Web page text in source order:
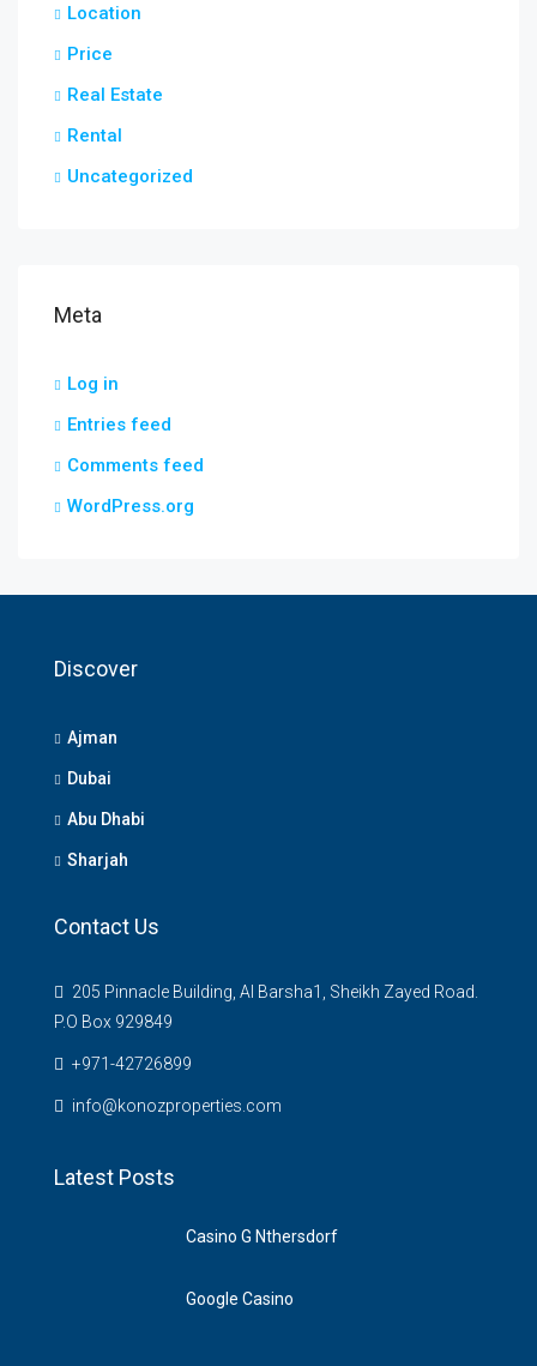
Location
Price
Real Estate
Rental
Uncategorized
Meta
Log in
Entries feed
Comments feed
WordPress.org
Discover
Ajman
Dubai
Abu Dhabi
Sharjah
Contact Us
205 Pinnacle Building, Al Barsha1, Sheikh Zayed Road.
P.O Box 929849
‪+971-42726899‬
info@konozproperties.com
Latest Posts
Casino G Nthersdorf
Google Casino